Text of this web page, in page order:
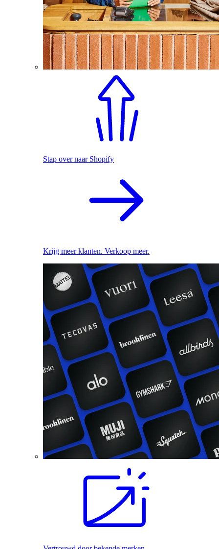
Stap over naar Shopify
Krijg meer klanten. Verkoop meer.